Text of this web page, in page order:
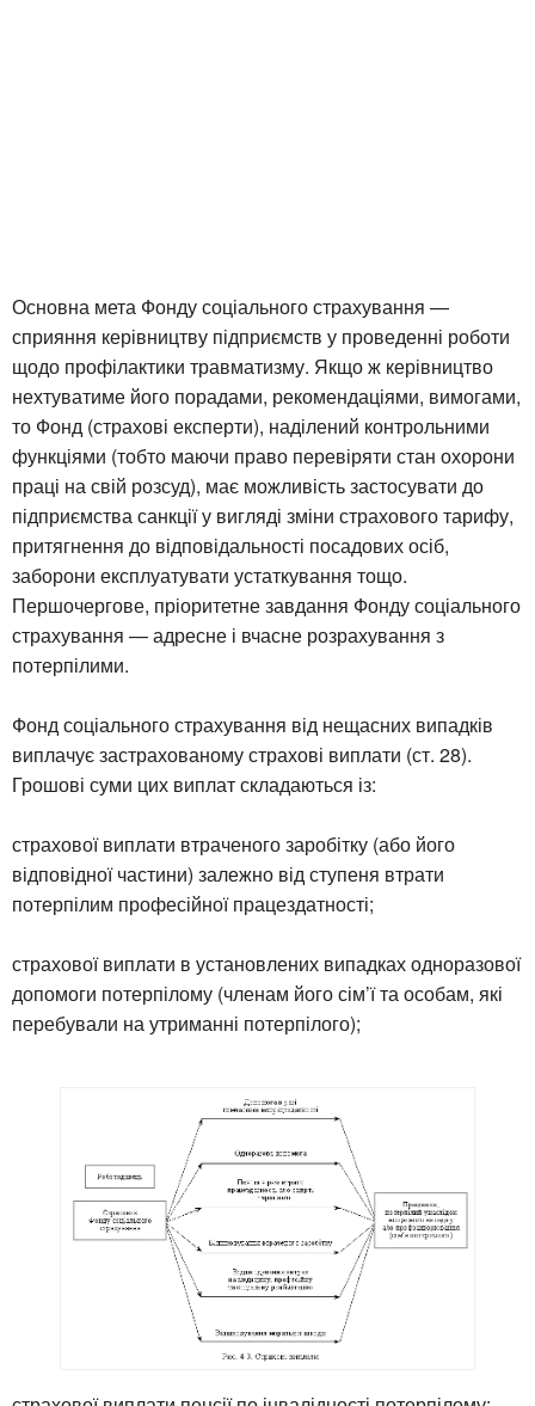
Основна мета Фонду соціального страхування —
сприяння керівництву підприємств у проведенні роботи
щодо профілактики травматизму. Якщо ж керівництво
нехтуватиме його порадами, рекомендаціями, вимогами,
то Фонд (страхові експерти), наділений контрольними
функціями (тобто маючи право перевіряти стан охорони
праці на свій розсуд), має можливість застосувати до
підприємства санкції у вигляді зміни страхового тарифу,
притягнення до відповідальності посадових осіб,
заборони експлуатувати устаткування тощо.
Першочергове, пріоритетне завдання Фонду соціального
страхування — адресне і вчасне розрахування з
потерпілими.
Фонд соціального страхування від нещасних випадків
виплачує застрахованому страхові виплати (ст. 28).
Грошові суми цих виплат складаються із:
страхової виплати втраченого заробітку (або його
відповідної частини) залежно від ступеня втрати
потерпілим професійної працездатності;
страхової виплати в установлених випадках одноразової
допомоги потерпілому (членам його сім’ї та особам, які
перебували на утриманні потерпілого);